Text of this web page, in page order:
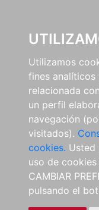
Utilizamos
fines
relacionada
un perfil
navegación
visitados).
cookies. Usted
uso de
CAMBIAR
pulsando el